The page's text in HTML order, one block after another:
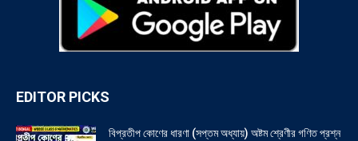
EDITOR PICKS
বিপ্রতীপ কোণের ধারণা (সপ্তম অধ্যায়) অষ্টম শ্রেণীর গণিত প্রশ্ন